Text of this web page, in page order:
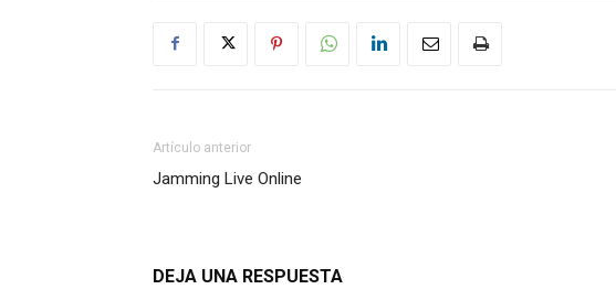
Artículo anterior
Jamming Live Online
DEJA UNA RESPUESTA